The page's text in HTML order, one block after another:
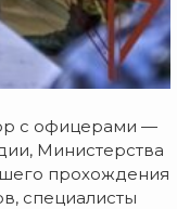
с офицерами —
Министерства
прохождения
специалисты